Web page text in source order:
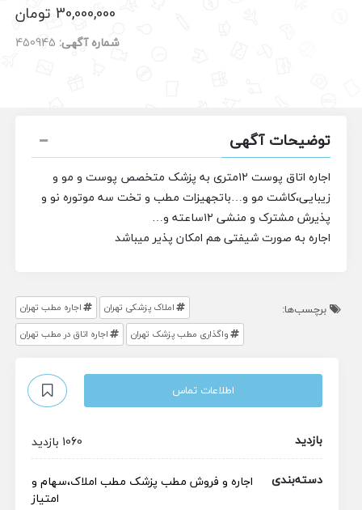
30,000,000 تومان
شماره آگهی: 450945
توضیحات آگهی
اجاره اتاق پوست ۱۲متری به پزشک متخصص پوست و مو و
زیبایی،کاشت مو و…باتجهیزات مطب و تخت سه موتوره نو و
پذیرش مشترک و منشی ۱۲ساعته و…
اجاره به صورت شیفتی هم امکان پذیر میباشد
برچسب‌ها: املاک پزشکی تهران
اجاره مطب تهران
واگذاری مطب پزشک تهران
اجاره اتاق در مطب تهران
اطلاعات تماس
بازدید
1060 بازدید
دسته‌بندی
اجاره و فروش مطب پزشک مطب املاک،سهام و
امتیاز